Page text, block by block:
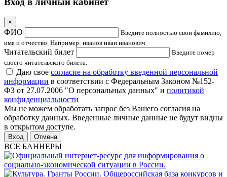
×
ФИО
Введите полностью свои фамилию,
имя и отчество. Например: иванов иван иванович
Читательский билет
Введите номер
своего читательского билета.
Даю свое согласие на обработку введенной персональной
информации в соответствии с Федеральным Законом №152-
ФЗ от 27.07.2006 "О персональных данных" и политикой
конфиденциальности
Мы не можем обработать запрос без Вашего согласия на
обработку данных. Введенные личные данные не будут видны
в открытом доступе.
Отмена
ВСЕ БАННЕРЫ